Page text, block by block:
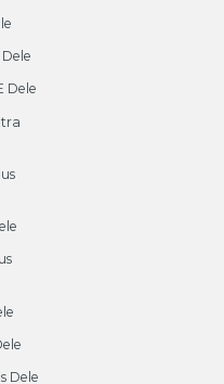
Dele
Dele